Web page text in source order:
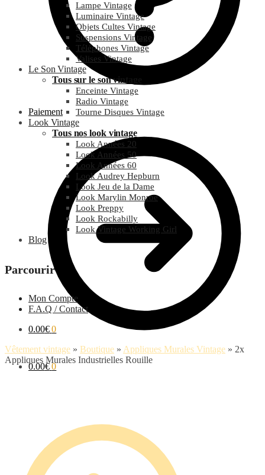
Paiement
0.00€ 0
Lampe Vintage
Luminaire Vintage
Objets Cultes Vintage
Suspensions Vintage
Téléphones Vintage
Valises Vintage
Le Son Vintage
Tous sur le son vintage
Enceinte Vintage
Radio Vintage
Tourne Disques Vintage
Look Vintage
Tous nos look vintage
Look Années 20
Look Années 50
Look Années 60
Look Audrey Hepburn
Look Jeu de la Dame
Look Marylin Monroe
Look Preppy
Look Rockabilly
Look Vintage Working Girl
Blog
Parcourir
Mon Compte
F.A.Q / Contact
0.00€ 0
Vêtement vintage » Boutique » Appliques Murales Vintage » 2x
Appliques Murales Industrielles Rouille